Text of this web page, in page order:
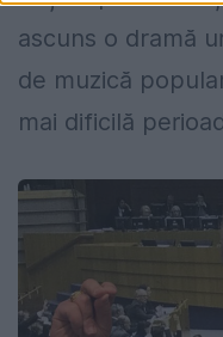
ascuns o dramă
de muzică
mai dificilă